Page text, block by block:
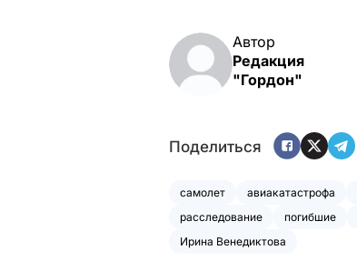
Автор
Редакция
"Гордон"
Поделиться
самолет авиакатастрофа
расследование
погибшие
Ирина Венедиктова